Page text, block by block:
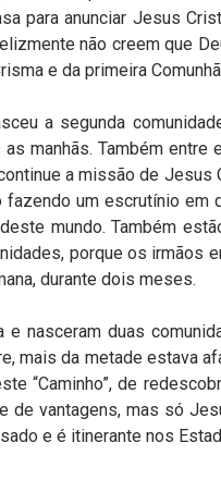
para anunciar Jesus
não creem que
e da primeira
a segunda
manhãs. Também
a missão de
um escrutínio em
mundo. Também
porque os irmãos
durante dois meses.
e nasceram duas
mais da metade estava
“Caminho”, de
vantagens, mas só
e é itinerante nos